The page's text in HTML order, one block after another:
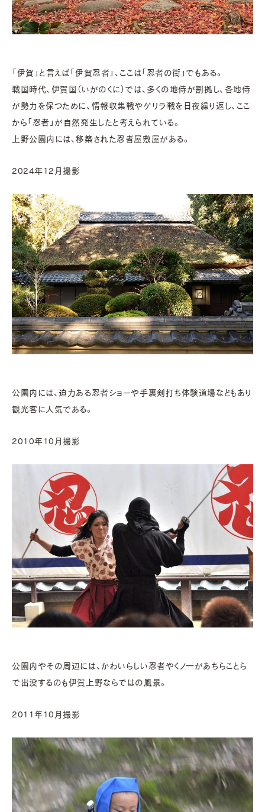
「伊賀」と言えば「伊賀忍者」、ここは「忍者の街」でもある。
戦国時代、伊賀国（いがのくに）では、多くの地侍が割拠し、各地侍
が勢力を保つために、情報収集戦やゲリラ戦を日夜繰り返し、ここ
から「忍者」が自然発生したと考えられている。
上野公園内には、移築された忍者屋敷屋がある。
2024年12月撮影
公園内には、迫力ある忍者ショーや手裏剣打ち体験道場などもあり
観光客に人気である。
2010年10月撮影
公園内やその周辺には、かわいらしい忍者やくノ一があちらことら
で出没するのも伊賀上野ならではの風景。
2011年10月撮影